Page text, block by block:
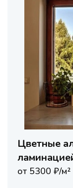
Цветные
от 5300 ₽/м²